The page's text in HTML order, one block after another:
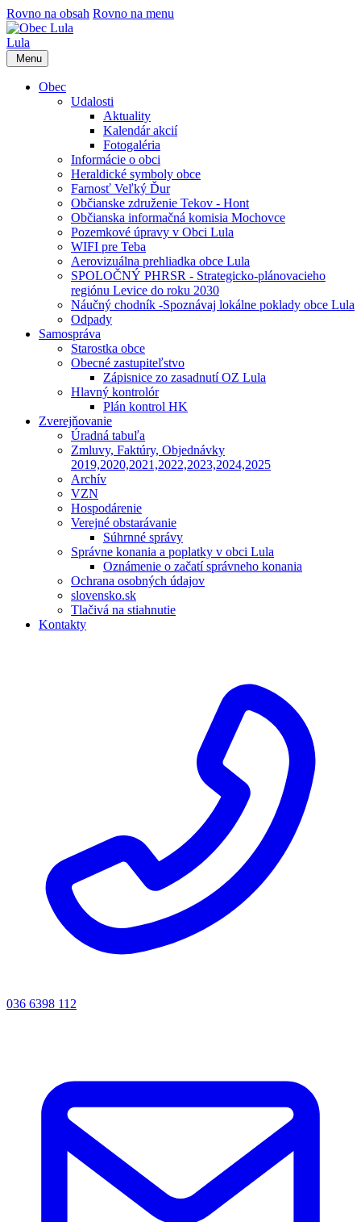
Rovno na obsah Rovno na menu
Lula
Menu
Obec
Udalosti
Aktuality
Kalendár akcií
Fotogaléria
Informácie o obci
Heraldické symboly obce
Farnosť Veľký Ďur
Občianske združenie Tekov - Hont
Občianska informačná komisia Mochovce
Pozemkové úpravy v Obci Lula
WIFI pre Teba
Aerovizuálna prehliadka obce Lula
SPOLOČNÝ PHRSR - Strategicko-plánovacieho
regiónu Levice do roku 2030
Náučný chodník -Spoznávaj lokálne poklady obce Lula
Odpady
Samospráva
Starostka obce
Obecné zastupiteľstvo
Zápisnice zo zasadnutí OZ Lula
Hlavný kontrolór
Plán kontrol HK
Zverejňovanie
Úradná tabuľa
Zmluvy, Faktúry, Objednávky
2019,2020,2021,2022,2023,2024,2025
Archív
VZN
Hospodárenie
Verejné obstarávanie
Súhrnné správy
Správne konania a poplatky v obci Lula
Oznámenie o začatí správneho konania
Ochrana osobných údajov
slovensko.sk
Tlačivá na stiahnutie
Kontakty
036 6398 112